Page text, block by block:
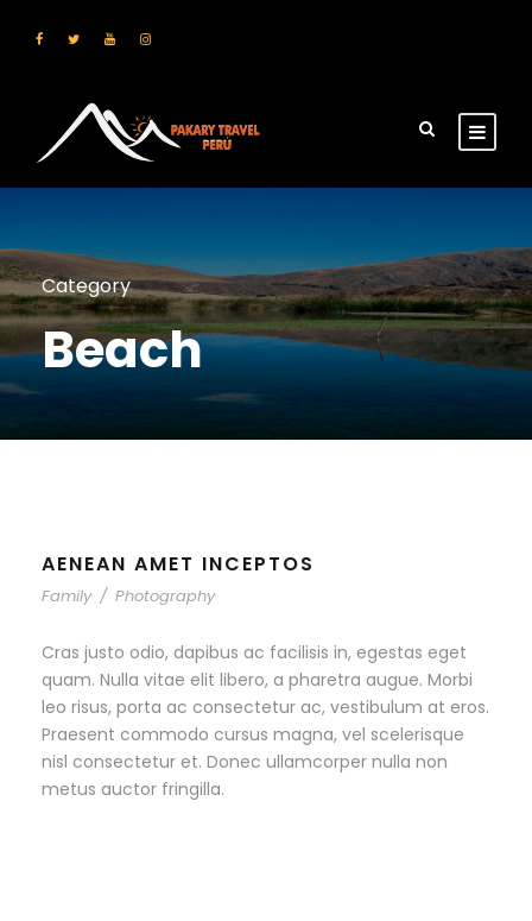
Category
Beach
AENEAN AMET INCEPTOS
Family / Photography
Cras justo odio, dapibus ac facilisis in, egestas eget
quam. Nulla vitae elit libero, a pharetra augue. Morbi
leo risus, porta ac consectetur ac, vestibulum at eros.
Praesent commodo cursus magna, vel scelerisque
nisl consectetur et. Donec ullamcorper nulla non
metus auctor fringilla.